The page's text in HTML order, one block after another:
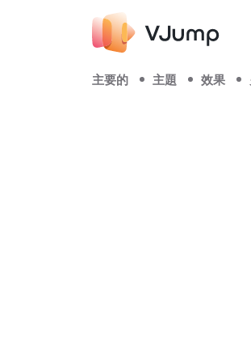
主要的 主題 效果